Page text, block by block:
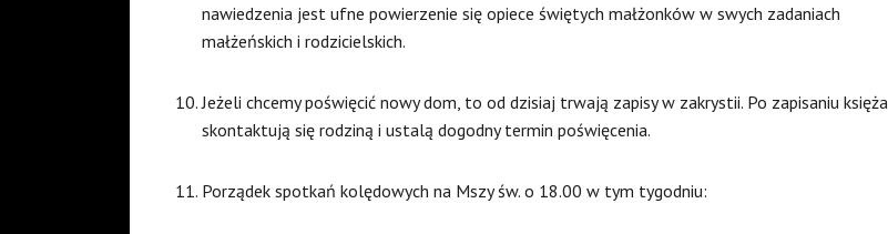
nawiedzenia jest ufne powierzenie się opiece świętych małżonków w swych zadaniach
małżeńskich i rodzicielskich.
Jeżeli chcemy poświęcić nowy dom, to od dzisiaj trwają zapisy w zakrystii. Po zapisaniu księża
skontaktują się rodziną i ustalą dogodny termin poświęcenia.
Porządek spotkań kolędowych na Mszy św. o 18.00 w tym tygodniu: